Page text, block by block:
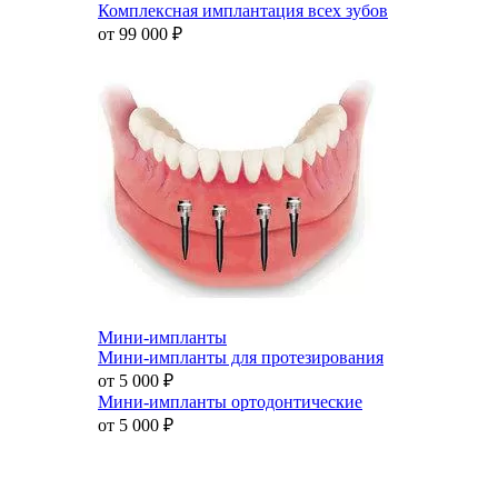
Комплексная имплантация всех зубов
от 99 000 ₽
Мини-импланты
Мини-импланты для протезирования
от 5 000 ₽
Мини-импланты ортодонтические
от 5 000 ₽